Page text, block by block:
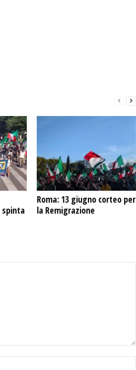
Roma: 13 giugno corteo per
la Remigrazione